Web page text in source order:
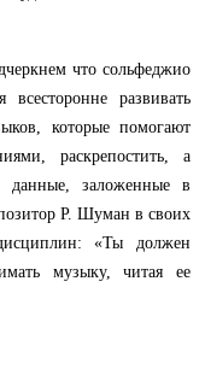
что сольфеджио
развивать
которые помогают
раскрепостить, а
данные, заложенные в
Р. Шуман в своих
«Ты должен
музыку, читая ее